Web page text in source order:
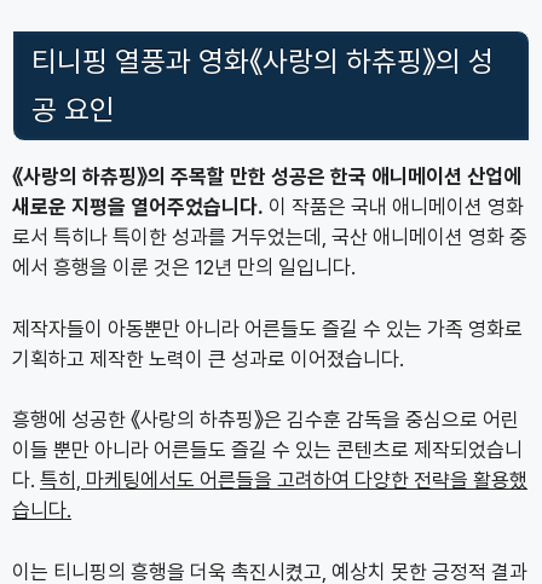
티니핑 열풍과 영화《사랑의 하츄핑》의 성
공 요인
《사랑의 하츄핑》의 주목할 만한 성공은 한국 애니메이션 산업에
새로운 지평을 열어주었습니다. 이 작품은 국내 애니메이션 영화
로서 특히나 특이한 성과를 거두었는데, 국산 애니메이션 영화 중
에서 흥행을 이룬 것은 12년 만의 일입니다.
제작자들이 아동뿐만 아니라 어른들도 즐길 수 있는 가족 영화로
기획하고 제작한 노력이 큰 성과로 이어졌습니다.
흥행에 성공한 《사랑의 하츄핑》은 김수훈 감독을 중심으로 어린
이들 뿐만 아니라 어른들도 즐길 수 있는 콘텐츠로 제작되었습니
다. 특히, 마케팅에서도 어른들을 고려하여 다양한 전략을 활용했
습니다.
이는 티니핑의 흥행을 더욱 촉진시켰고, 예상치 못한 긍정적 결과